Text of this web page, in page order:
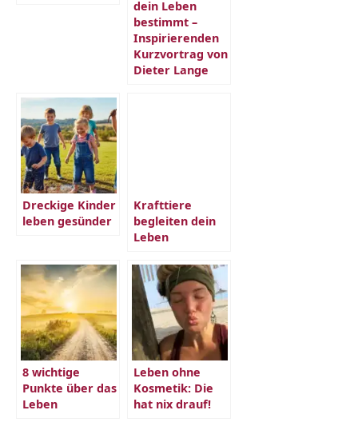
dein Leben
bestimmt –
Inspirierenden
Kurzvortrag von
Dieter Lange
Dreckige Kinder
leben gesünder
Krafttiere
begleiten dein
Leben
8 wichtige
Punkte über das
Leben
Leben ohne
Kosmetik: Die
hat nix drauf!